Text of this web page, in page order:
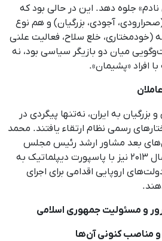
جلوه دهد. این در حالی بود که
آجودی، بزرگیان) و هم نوع
خلع سلاح، فعالیت علنی
میان دو بازیگر سیاسی بود، نه
افراد «پشیمان».
به ایران، نه‌تنها پیگردی در
رسمی نظام ارتقاء یافتند. محمد
بعد مشاور ارشد رئیس مجلس
(علی لاریجانی) شد و در سال ۲۰۱۳ نیز با پاسپورت دیپلماتیک به
اروپایی اقدامی برای اجرای
مناصب کنونی آن‌ها